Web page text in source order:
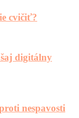
cvičiť?
digitálny
nespavosti